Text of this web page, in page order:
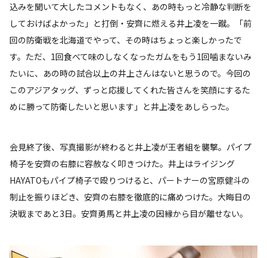
込みを聞いて大したコメントもなく、あの時もっと冷静な判断を
しておけばよかった」と打倒・安齊に燃える井上凌を一蹴。「前
回の防衛戦を北海道でやって、その時はちょっと楽しかったで
す。ただ、1回食べて味のしなくなったガムをもう1回噛まないみ
たいに、あの時の試合以上の井上さんはないと思うので。今回の
このアジアタッグ、ずっと応援してくれた皆さんを笑顔にするた
めに勝って防衛したいと思います」と井上凌をあしらった。
会見終了後、写真撮影が終わると井上凌が王者組を襲撃。パイプ
椅子を安齊の右膝に容赦なく叩きつけた。井上はライジング
HAYATOもパイプ椅子で殴りつけると、パートナーの宮原健斗の
制止を振りほどき、安齊の右膝を徹底的に痛めつけた。大晦日の
決戦まであと3日。安齊勇馬と井上凌の因縁から目が離せない。